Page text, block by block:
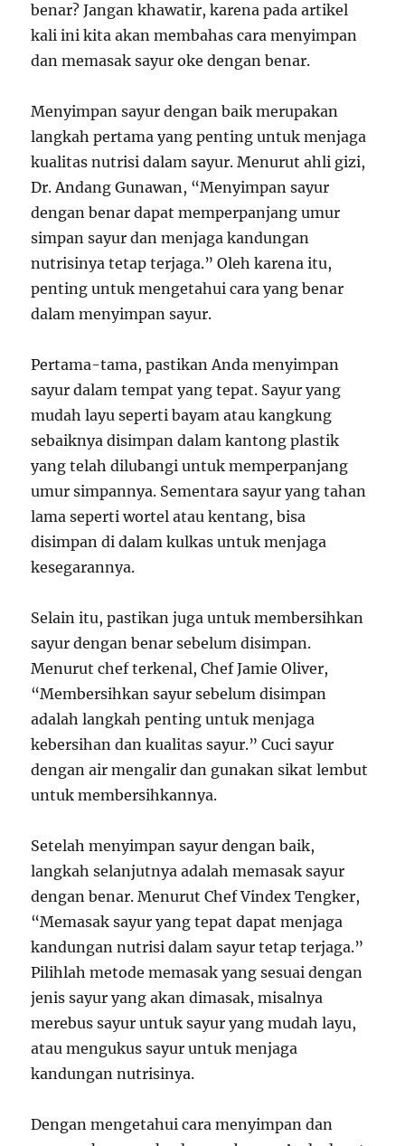
benar? Jangan khawatir, karena pada artikel
kali ini kita akan membahas cara menyimpan
dan memasak sayur oke dengan benar.
Menyimpan sayur dengan baik merupakan
langkah pertama yang penting untuk menjaga
kualitas nutrisi dalam sayur. Menurut ahli gizi,
Dr. Andang Gunawan, “Menyimpan sayur
dengan benar dapat memperpanjang umur
simpan sayur dan menjaga kandungan
nutrisinya tetap terjaga.” Oleh karena itu,
penting untuk mengetahui cara yang benar
dalam menyimpan sayur.
Pertama-tama, pastikan Anda menyimpan
sayur dalam tempat yang tepat. Sayur yang
mudah layu seperti bayam atau kangkung
sebaiknya disimpan dalam kantong plastik
yang telah dilubangi untuk memperpanjang
umur simpannya. Sementara sayur yang tahan
lama seperti wortel atau kentang, bisa
disimpan di dalam kulkas untuk menjaga
kesegarannya.
Selain itu, pastikan juga untuk membersihkan
sayur dengan benar sebelum disimpan.
Menurut chef terkenal, Chef Jamie Oliver,
“Membersihkan sayur sebelum disimpan
adalah langkah penting untuk menjaga
kebersihan dan kualitas sayur.” Cuci sayur
dengan air mengalir dan gunakan sikat lembut
untuk membersihkannya.
Setelah menyimpan sayur dengan baik,
langkah selanjutnya adalah memasak sayur
dengan benar. Menurut Chef Vindex Tengker,
“Memasak sayur yang tepat dapat menjaga
kandungan nutrisi dalam sayur tetap terjaga.”
Pilihlah metode memasak yang sesuai dengan
jenis sayur yang akan dimasak, misalnya
merebus sayur untuk sayur yang mudah layu,
atau mengukus sayur untuk menjaga
kandungan nutrisinya.
Dengan mengetahui cara menyimpan dan